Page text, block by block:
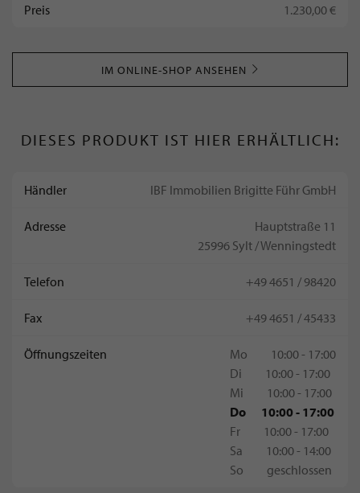
Preis 1.230,00 €
IM ONLINE-SHOP ANSEHEN
DIESES PRODUKT IST HIER ERHÄLTLICH:
Händler IBF Immobilien Brigitte Führ GmbH
Adresse
Hauptstraße 11
25996 Sylt / Wenningstedt
Telefon +49 4651 / 98420
Fax +49 4651 / 45433
Öffnungszeiten Mo
10:00 - 17:00
Di
10:00 - 17:00
Mi
10:00 - 17:00
Do
10:00 - 17:00
Fr
10:00 - 17:00
Sa
10:00 - 14:00
So
geschlossen